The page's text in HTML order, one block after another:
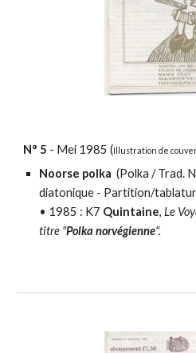
N° 5 - Mei 1985 (Illustration de
Noorse polka (Polka / Trad.
diatonique - Partition/
• 1985 : K7 Quintaine,Le
titre "Polka norvégienne".